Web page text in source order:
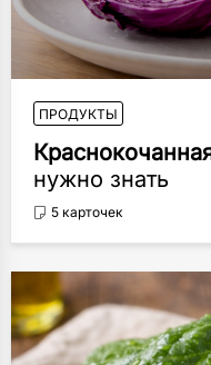
ПРОДУКТЫ
нужно знать
5 карточек